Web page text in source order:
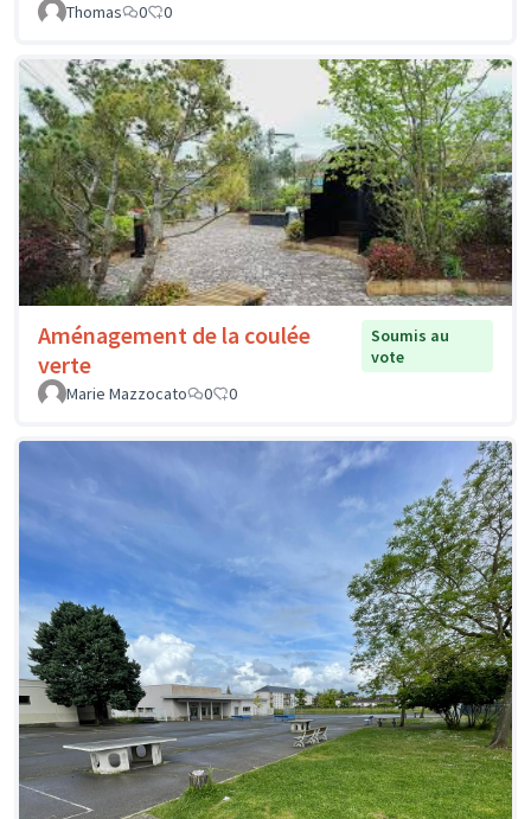
Thomas
0 0
Aménagement de la coulée
verte
Soumis au
vote
Marie Mazzocato
0 0